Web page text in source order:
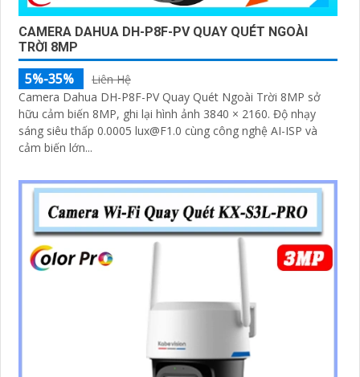
CAMERA DAHUA DH-P8F-PV QUAY QUÉT NGOÀI
TRỜI 8MP
5%-35%
Liên Hệ
Camera Dahua DH-P8F-PV Quay Quét Ngoài Trời 8MP sở
hữu cảm biến 8MP, ghi lại hình ảnh 3840 × 2160. Độ nhạy
sáng siêu thấp 0.0005 lux@F1.0 cùng công nghệ AI-ISP và
cảm biến lớn...